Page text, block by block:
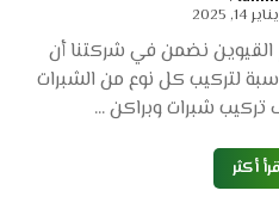
يناير 14, 2025
نضمن في شركتنا أن
لتركيب كل نوع من الشبرات
شبرات وبراكن ...
أكثر